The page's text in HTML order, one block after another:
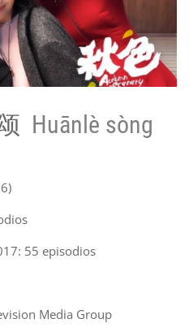
Huānlè sòng
55 episodios
Media Group